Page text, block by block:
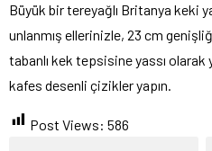
Büyük bir tereyağlı Britanya keki
unlanmış ellerinizle, 23 cm
tabanlı kek tepsisine yassı olarak
kafes desenli çizikler yapın.
Post Views: 586